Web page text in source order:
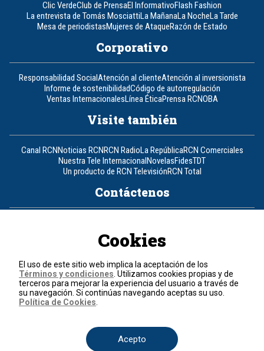
Clic VerdeClub de PrensaEl InformativoFlash Fashion
La entrevista de Tomás MosciattiLa MañanaLa NocheLa Tarde
Mesa de periodistasMujeres de AtaqueRazón de Estado
Corporativo
Responsabilidad SocialAtención al clienteAtención al inversionista
Informe de sostenibilidadCódigo de autorregulación
Ventas InternacionalesLínea ÉticaPrensa RCNOBA
Visite también
Canal RCNNoticias RCNRCN RadioLa RepúblicaRCN Comerciales
Nuestra Tele InternacionalNovelasFidesTDT
Un producto de RCN TelevisiónRCN Total
Contáctenos
Política de cookies
Términos y condiciones
© 2026, RCN Medios.
Todos los derechos reservados.
Cookies
El uso de este sitio web implica la aceptación de los
Términos y condiciones . Utilizamos cookies propias y de
terceros para mejorar la experiencia del usuario a través de
su navegación. Si continúas navegando aceptas su uso.
Política de Cookies
Acepto